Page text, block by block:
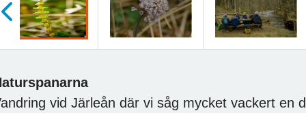
vid Järleån där vi såg mycket vackert en